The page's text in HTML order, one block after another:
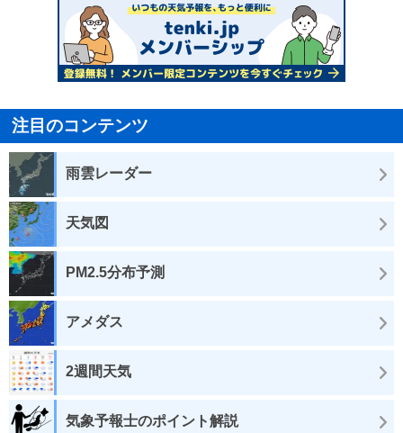
注目のコンテンツ
雨雲レーダー
天気図
PM2.5分布予測
アメダス
2週間天気
気象予報士のポイント解説